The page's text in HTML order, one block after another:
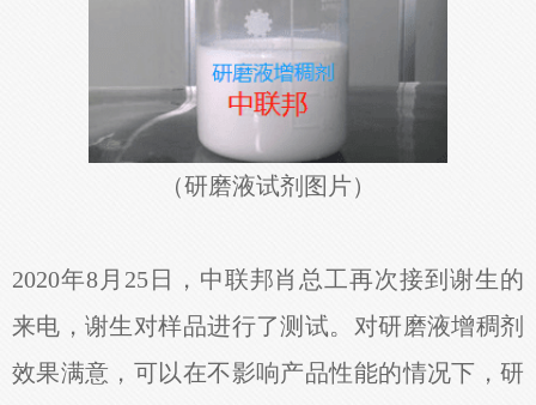
（研磨液试剂图片）
2020年8月25日，中联邦肖总工再次接到谢生的
来电，谢生对样品进行了测试。对研磨液增稠剂
效果满意，可以在不影响产品性能的情况下，研